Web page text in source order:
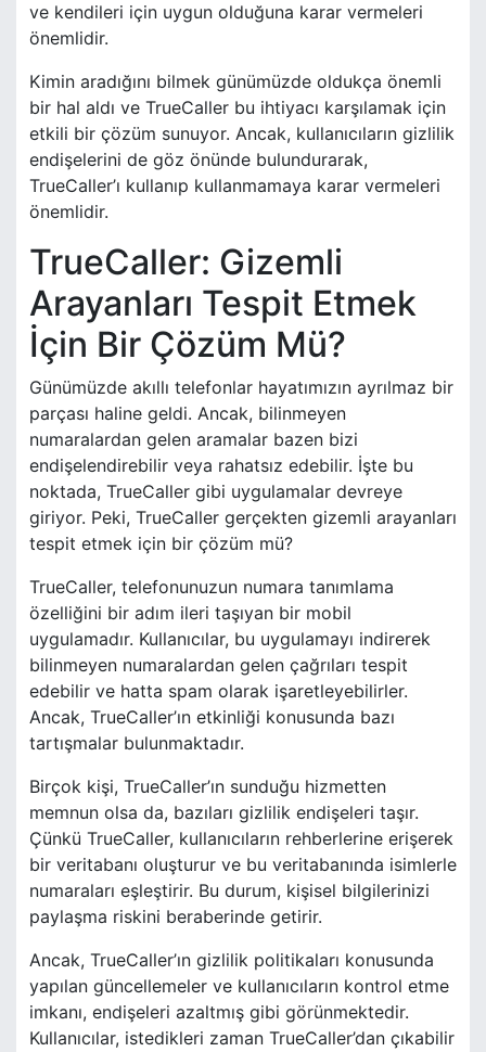
ve kendileri için uygun olduğuna karar vermeleri
önemlidir.
Kimin aradığını bilmek günümüzde oldukça önemli
bir hal aldı ve TrueCaller bu ihtiyacı karşılamak için
etkili bir çözüm sunuyor. Ancak, kullanıcıların gizlilik
endişelerini de göz önünde bulundurarak,
TrueCaller’ı kullanıp kullanmamaya karar vermeleri
önemlidir.
TrueCaller: Gizemli
Arayanları Tespit Etmek
İçin Bir Çözüm Mü?
Günümüzde akıllı telefonlar hayatımızın ayrılmaz bir
parçası haline geldi. Ancak, bilinmeyen
numaralardan gelen aramalar bazen bizi
endişelendirebilir veya rahatsız edebilir. İşte bu
noktada, TrueCaller gibi uygulamalar devreye
giriyor. Peki, TrueCaller gerçekten gizemli arayanları
tespit etmek için bir çözüm mü?
TrueCaller, telefonunuzun numara tanımlama
özelliğini bir adım ileri taşıyan bir mobil
uygulamadır. Kullanıcılar, bu uygulamayı indirerek
bilinmeyen numaralardan gelen çağrıları tespit
edebilir ve hatta spam olarak işaretleyebilirler.
Ancak, TrueCaller’ın etkinliği konusunda bazı
tartışmalar bulunmaktadır.
Birçok kişi, TrueCaller’ın sunduğu hizmetten
memnun olsa da, bazıları gizlilik endişeleri taşır.
Çünkü TrueCaller, kullanıcıların rehberlerine erişerek
bir veritabanı oluşturur ve bu veritabanında isimlerle
numaraları eşleştirir. Bu durum, kişisel bilgilerinizi
paylaşma riskini beraberinde getirir.
Ancak, TrueCaller’ın gizlilik politikaları konusunda
yapılan güncellemeler ve kullanıcıların kontrol etme
imkanı, endişeleri azaltmış gibi görünmektedir.
Kullanıcılar, istedikleri zaman TrueCaller’dan çıkabilir